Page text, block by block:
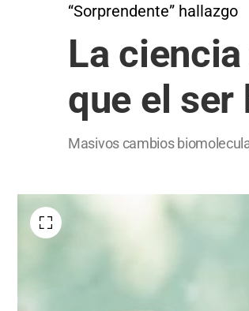
“Sorprendente” hallazgo
La
que el ser
Masivos cambios